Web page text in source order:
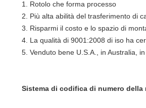
1. Rotolo che forma processo
2. Più alta abilità del trasferimento di
3. Risparmi il costo e lo spazio di
4. La qualità di 9001:2008 di iso ha
5. Venduto bene U.S.A., in Australia,
Sistema di codifica di numero della